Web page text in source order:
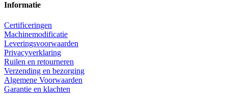
Informatie
Certificeringen
Machinemodificatie
Leveringsvoorwaarden
Privacyverklaring
Ruilen en retourneren
Verzending en bezorging
Algemene Voorwaarden
Garantie en klachten